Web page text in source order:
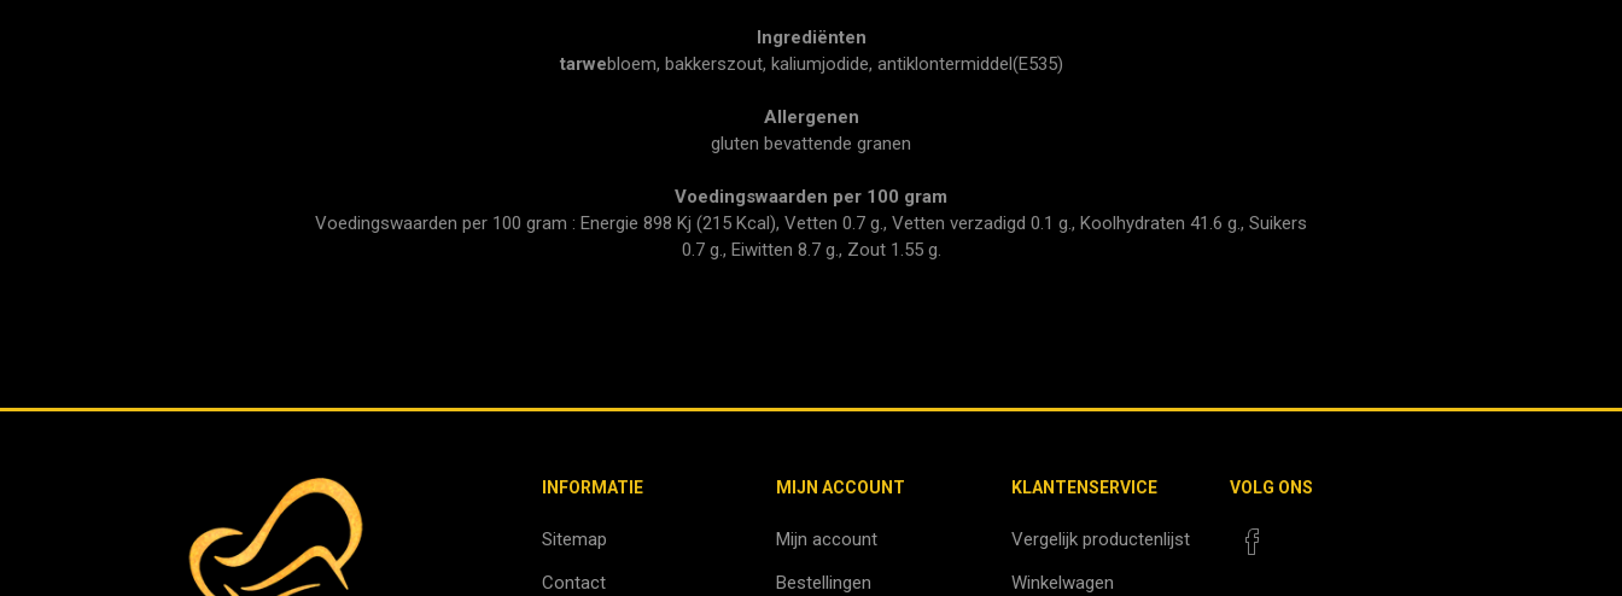
Ingrediënten
tarwebloem, bakkerszout, kaliumjodide, antiklontermiddel(E535)
Allergenen
gluten bevattende granen
Voedingswaarden per 100 gram
Voedingswaarden per 100 gram : Energie 898 Kj (215 Kcal), Vetten 0.7 g., Vetten verzadigd 0.1 g., Koolhydraten 41.6 g., Suikers
0.7 g., Eiwitten 8.7 g., Zout 1.55 g.
INFORMATIE
Sitemap
Contact
MIJN ACCOUNT
Mijn account
Bestellingen
KLANTENSERVICE
Vergelijk productenlijst
Winkelwagen
VOLG ONS